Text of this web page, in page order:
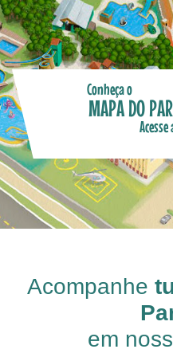
Conheça o
MAPA DO
Acompanhe
em